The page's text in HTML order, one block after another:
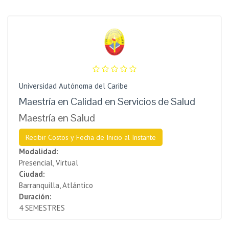
Universidad Autónoma del Caribe
Maestría en Calidad en Servicios de Salud
Maestría en Salud
Recibir Costos y Fecha de Inicio al Instante
Modalidad:
Presencial, Virtual
Ciudad:
Barranquilla, Atlántico
Duración:
4 SEMESTRES